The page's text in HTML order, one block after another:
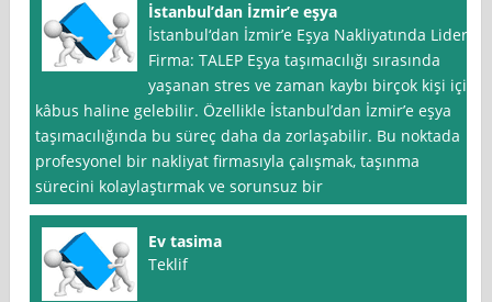
İstanbul’dan İzmir’e eşya
İstanbul‘dan İzmir’e Eşya Nakliyatında Lider
Firma: TALEP Eşya taşımacılığı sırasında
yaşanan stres ve zaman kaybı birçok kişi için
kâbus haline gelebilir. Özellikle İstanbul’dan İzmir’e eşya
taşımacılığında bu süreç daha da zorlaşabilir. Bu noktada
profesyonel bir nakliyat firmasıyla çalışmak, taşınma
sürecini kolaylaştırmak ve sorunsuz bir
Ev tasima
Teklif